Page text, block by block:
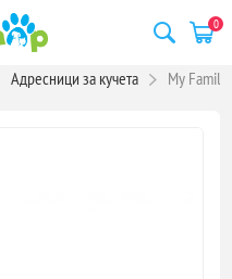
0
Адресници за кучета My